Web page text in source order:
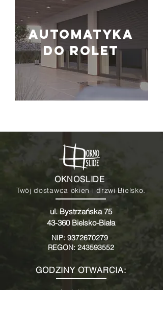
Automatyka
do rolet
OKNOSLIDE
Twój dostawca okien i drzwi Bielsko.
ul. Bystrzańska 75
43-360 Bielsko-Biała
NIP: 9372670279
REGON: 243593552
GODZINY OTWARCIA:
Poniedziałek: 9:00 - 16:00